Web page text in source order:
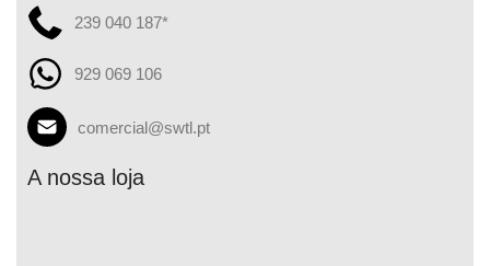
239 040 187*
929 069 106
comercial@swtl.pt
A nossa loja